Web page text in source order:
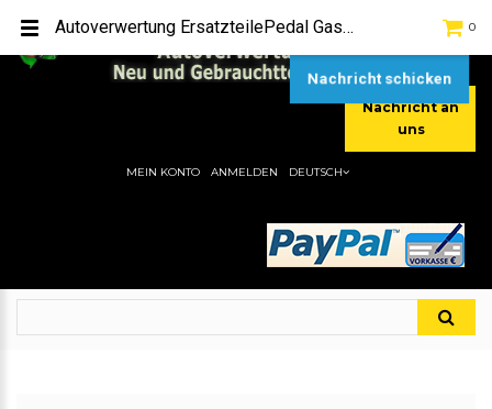
[+49] (0) 2232-5205
[+49] (0) 177 / 4080033
Nachricht an
uns
0
MEIN KONTO ANMELDEN DEUTSCH
Autoverwertung ErsatzteilePedal Gaspedal Gaspoti Skoda Fabia 2 II Hella 6Q1721503M 6PV008496-31Hier gibt es viele Autoersatzteile, günstigen Preise, gute Qualität
Nachricht schicken